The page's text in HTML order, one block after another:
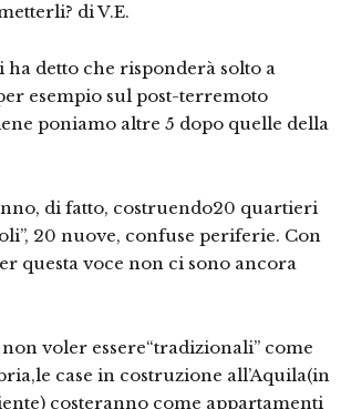
di V.E.
detto che risponderà solto a
esempio sul post-terremoto
poniamo altre 5 dopo quelle della
di fatto, costruendo20 quartieri
20 nuove, confuse periferie. Con
questa voce non ci sono ancora
voler essere“tradizionali” come
case in costruzione all’Aquila(in
costeranno come appartamenti